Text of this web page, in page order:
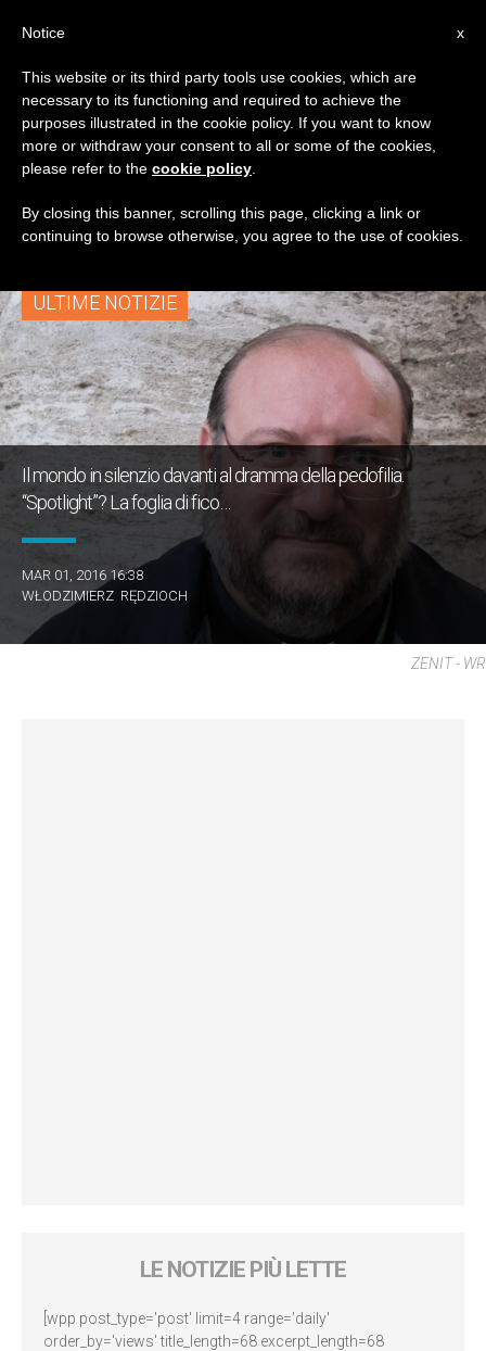
TAG
Posts Tagged
‘denunce’
ULTIME NOTIZIE
Il mondo in silenzio davanti al dramma della pedofilia.
“Spotlight”? La foglia di fico…
MAR 01, 2016 16:38
WŁODZIMIERZ RĘDZIOCH
ZENIT - WR
LE NOTIZIE PIÙ LETTE
[wpp post_type='post' limit=4 range='daily'
order_by='views' title_length=68 excerpt_length=68
x
Notice
This website or its third party tools use cookies, which are
necessary to its functioning and required to achieve the
purposes illustrated in the cookie policy. If you want to know
more or withdraw your consent to all or some of the cookies,
please refer to the cookie policy
By closing this banner, scrolling this page, clicking a link or
continuing to browse otherwise, you agree to the use of cookies.